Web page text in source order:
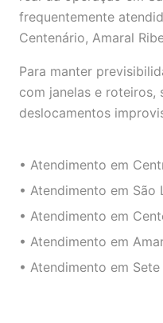
frequentemente
Centenário, Amaral
Para manter
com janelas e roteiros,
deslocamentos
• Atendimento em
• Atendimento em São
• Atendimento em
• Atendimento em
• Atendimento em